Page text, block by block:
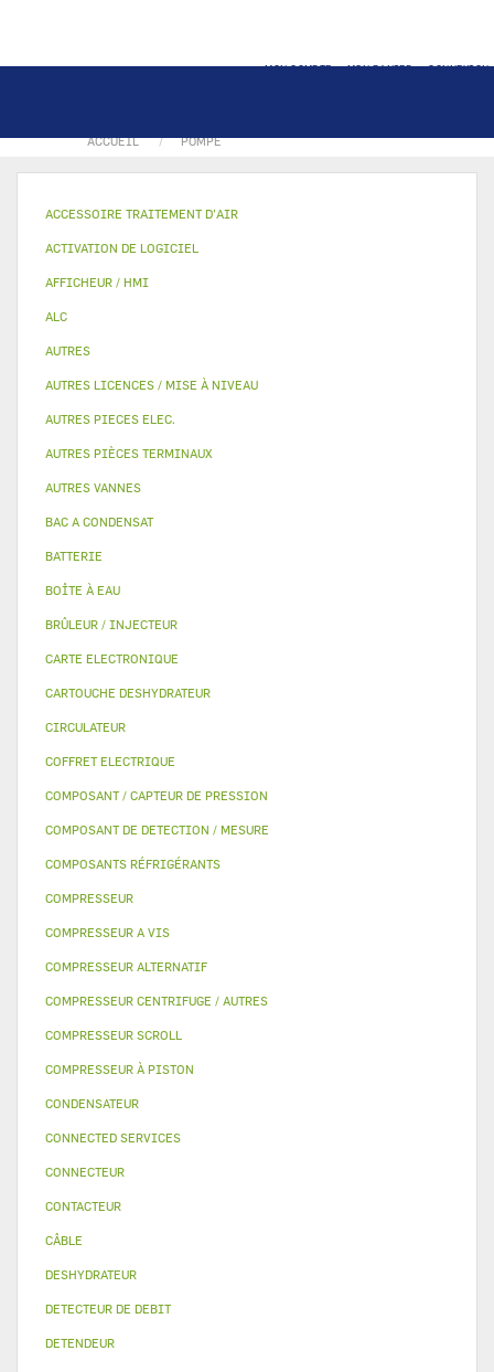
MON COMPTE MON PANIER CONNEXION
ACCUEIL POMPE
ACCESSOIRE TRAITEMENT D’AIR
ACTIVATION DE LOGICIEL
AFFICHEUR / HMI
ALC
AUTRES
AUTRES LICENCES / MISE À NIVEAU
AUTRES PIECES ELEC.
AUTRES PIÈCES TERMINAUX
AUTRES VANNES
BAC A CONDENSAT
BATTERIE
BOÎTE À EAU
BRÛLEUR / INJECTEUR
CARTE ELECTRONIQUE
CARTOUCHE DESHYDRATEUR
CIRCULATEUR
COFFRET ELECTRIQUE
COMPOSANT / CAPTEUR DE PRESSION
COMPOSANT DE DETECTION / MESURE
COMPOSANTS RÉFRIGÉRANTS
COMPRESSEUR
COMPRESSEUR A VIS
COMPRESSEUR ALTERNATIF
COMPRESSEUR CENTRIFUGE / AUTRES
COMPRESSEUR SCROLL
COMPRESSEUR À PISTON
CONDENSATEUR
CONNECTED SERVICES
CONNECTEUR
CONTACTEUR
CÂBLE
DESHYDRATEUR
DETECTEUR DE DEBIT
DETENDEUR